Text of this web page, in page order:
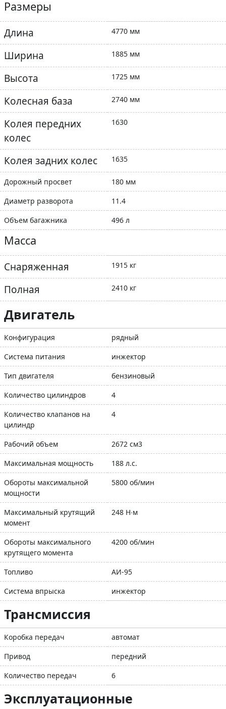
Размеры
Длина 4770 мм
Ширина 1885 мм
Высота 1725 мм
Колесная база 2740 мм
Колея передних
колес
1630
Колея задних колес 1635
Дорожный просвет
180 мм
Диаметр разворота
11.4
Объем багажника
496 л
Масса
Снаряженная 1915 кг
Полная 2410 кг
Двигатель
Конфигурация
рядный
Система питания
инжектор
Тип двигателя
бензиновый
Количество цилиндров
4
Количество клапанов на
цилиндр
4
Рабочий объем
2672 см3
Максимальная мощность
188 л.с.
Обороты максимальной
мощности
5800 об/мин
Максимальный крутящий
момент
248 Н∙м
Обороты максимального
крутящего момента
4200 об/мин
Топливо
АИ-95
Система впрыска
инжектор
Трансмиссия
Коробка передач
автомат
Привод
передний
Количество передач
6
Эксплуатационные